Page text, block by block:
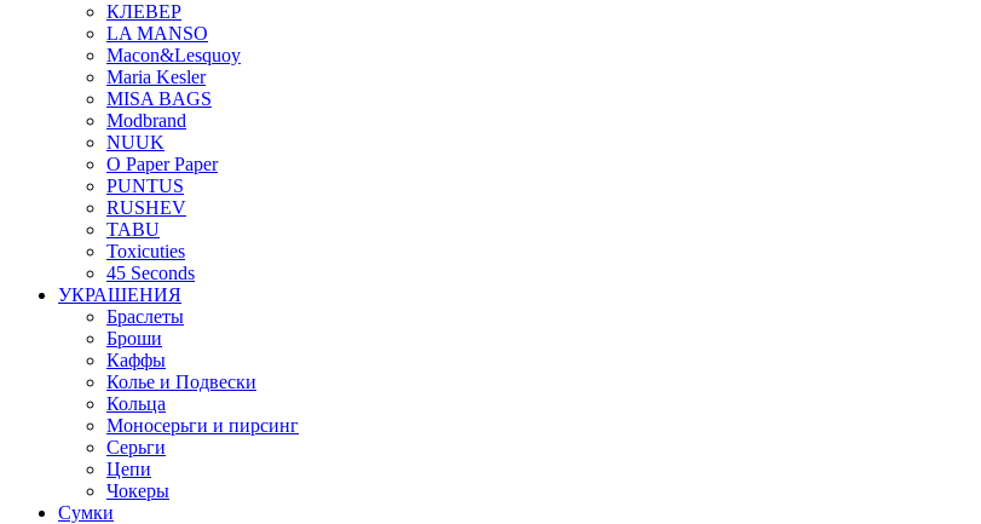
КЛЕВЕР
LA MANSO
Macon&Lesquoy
Maria Kesler
MISA BAGS
Modbrand
NUUK
O Paper Paper
PUNTUS
RUSHEV
TABU
Toxicuties
45 Seconds
УКРАШЕНИЯ
Браслеты
Броши
Каффы
Колье и Подвески
Кольца
Моносерьги и пирсинг
Серьги
Цепи
Чокеры
Сумки